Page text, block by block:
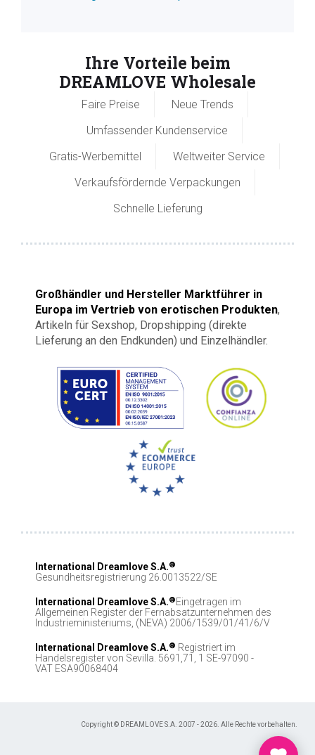
Ihre Vorteile beim
DREAMLOVE Wholesale
Faire Preise
Neue Trends
Umfassender Kundenservice
Gratis-Werbemittel
Weltweiter Service
Verkaufsfördernde Verpackungen
Schnelle Lieferung
Großhändler und Hersteller Marktführer in
Europa im Vertrieb von erotischen Produkten,
Artikeln für Sexshop, Dropshipping (direkte
Lieferung an den Endkunden) und Einzelhändler.
International Dreamlove S.A.®
Gesundheitsregistrierung 26.0013522/SE
International Dreamlove S.A.®Eingetragen im
Allgemeinen Register der Fernabsatzunternehmen des
Industrieministeriums, (NEVA) 2006/1539/01/41/6/V
International Dreamlove S.A.® Registriert im
Handelsregister von Sevilla. 5691,71, 1 SE-97090 -
VAT ESA90068404
Copyright © DREAMLOVE S.A. 2007 - 2026. Alle Rechte vorbehalten.